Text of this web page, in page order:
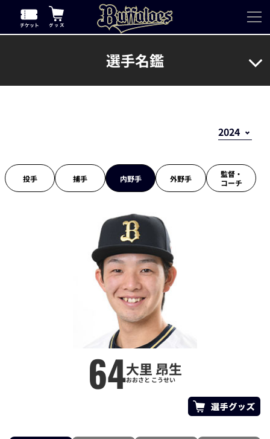
選手名鑑
投手 捕手 内野手 外野手
監督・
コーチ
64大里 昂生
おおさと こうせい